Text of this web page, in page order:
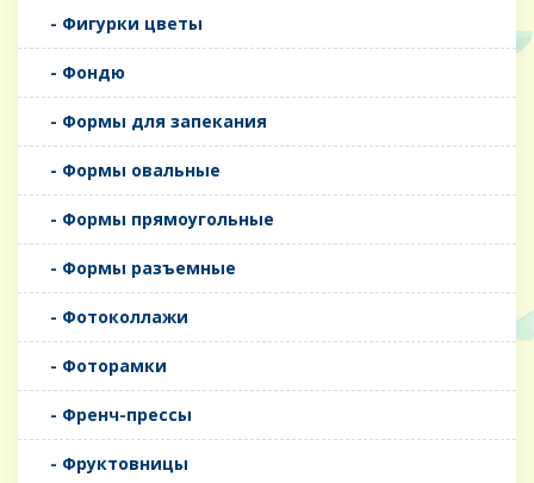
- Фигурки цветы
- Фондю
- Формы для запекания
- Формы овальные
- Формы прямоугольные
- Формы разъемные
- Фотоколлажи
- Фоторамки
- Френч-прессы
- Фруктовницы